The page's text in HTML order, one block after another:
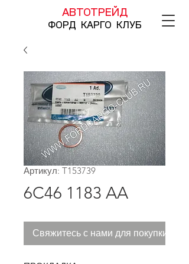
АВТОТРЕЙД
ФОРД КАРГО КЛУБ
Артикул: T153739
6C46 1183 AA
Свяжитесь с нами для покупки